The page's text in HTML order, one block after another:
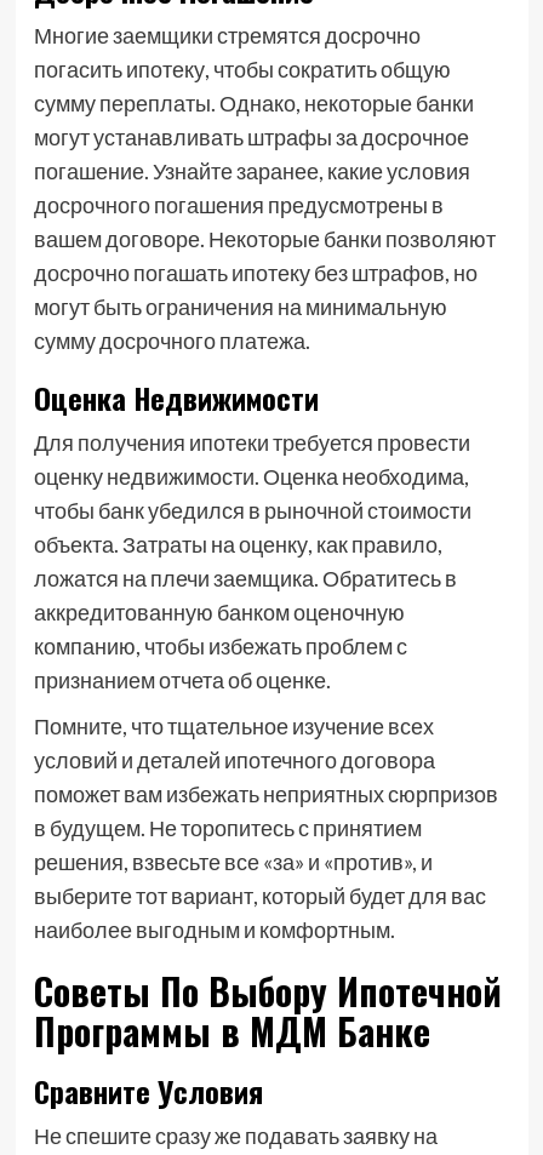
Многие заемщики стремятся досрочно
погасить ипотеку, чтобы сократить общую
сумму переплаты. Однако, некоторые банки
могут устанавливать штрафы за досрочное
погашение. Узнайте заранее, какие условия
досрочного погашения предусмотрены в
вашем договоре. Некоторые банки позволяют
досрочно погашать ипотеку без штрафов, но
могут быть ограничения на минимальную
сумму досрочного платежа.
Оценка Недвижимости
Для получения ипотеки требуется провести
оценку недвижимости. Оценка необходима,
чтобы банк убедился в рыночной стоимости
объекта. Затраты на оценку, как правило,
ложатся на плечи заемщика. Обратитесь в
аккредитованную банком оценочную
компанию, чтобы избежать проблем с
признанием отчета об оценке.
Помните, что тщательное изучение всех
условий и деталей ипотечного договора
поможет вам избежать неприятных сюрпризов
в будущем. Не торопитесь с принятием
решения, взвесьте все «за» и «против», и
выберите тот вариант, который будет для вас
наиболее выгодным и комфортным.
Советы По Выбору Ипотечной
Программы в МДМ Банке
Сравните Условия
Не спешите сразу же подавать заявку на